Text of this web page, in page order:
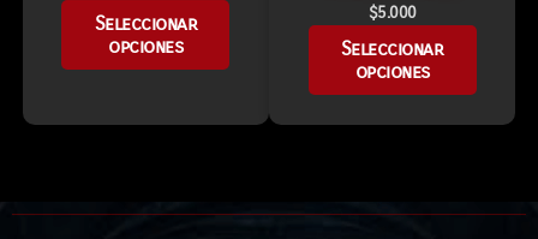
Seleccionar
opciones
$5.000
Seleccionar
opciones